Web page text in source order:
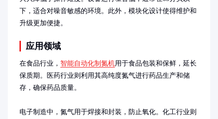
下，适合对噪音敏感的环境。此外，模块化设计使得维护和
升级更加便捷。
应用领域
在食品行业， 智能自动化制氮机用于食品包装和保鲜，延长
保质期。医药行业则利用其高纯度氮气进行药品生产和储
存，确保药品质量。
电子制造中，氮气用于焊接和封装，防止氧化。化工行业则